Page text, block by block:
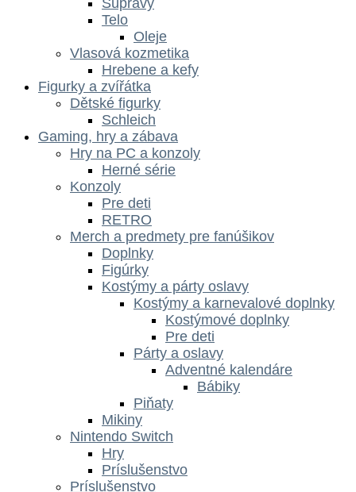
Telo
Oleje
Vlasová kozmetika
Hrebene a kefy
Figurky a zvířátka
Dětské figurky
Schleich
Gaming, hry a zábava
Hry na PC a konzoly
Herné série
Konzoly
Pre deti
RETRO
Merch a predmety pre fanúšikov
Doplnky
Figúrky
Kostýmy a párty oslavy
Kostýmy a karnevalové doplnky
Kostýmové doplnky
Pre deti
Párty a oslavy
Adventné kalendáre
Bábiky
Piňaty
Mikiny
Nintendo Switch
Hry
Príslušenstvo
Príslušenstvo